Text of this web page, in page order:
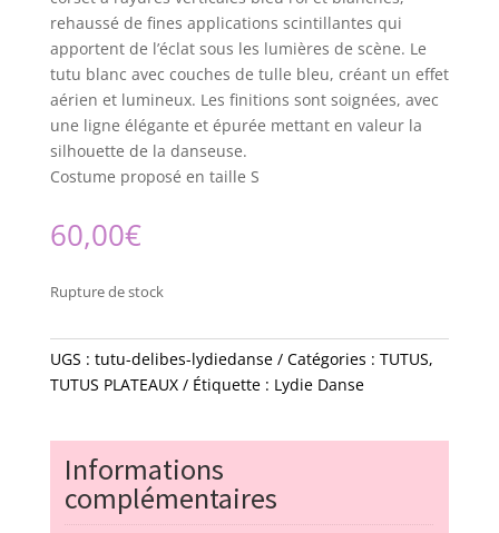
rehaussé de fines applications scintillantes qui
apportent de l’éclat sous les lumières de scène. Le
tutu blanc avec couches de tulle bleu, créant un effet
aérien et lumineux. Les finitions sont soignées, avec
une ligne élégante et épurée mettant en valeur la
silhouette de la danseuse.
Costume proposé en taille S
60,00€
Rupture de stock
UGS : tutu-delibes-lydiedanse Catégories : TUTUS,
TUTUS PLATEAUX
Étiquette : Lydie Danse
Informations
complémentaires